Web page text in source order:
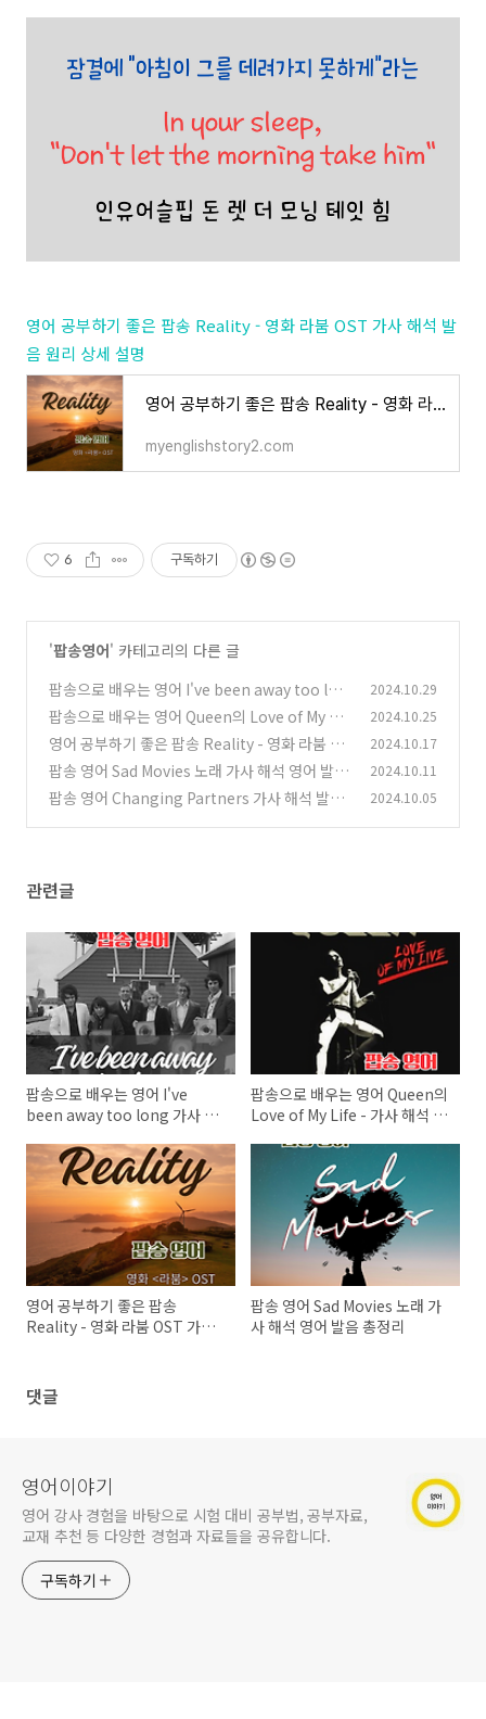
영어 공부하기 좋은 팝송 Reality - 영화 라붐 OST 가사 해석 발
음 원리 상세 설명
영어 공부하기 좋은 팝송 Reality - 영화 라붐 OST 가사 해석 발음 원리 상세 설명
myenglishstory2.com
6 구독하기
'팝송영어' 카테고리의 다른 글
팝송으로 배우는 영어 I've been away too lon
g 가사 해석 발음
(6)
2024.10.29
팝송으로 배우는 영어 Queen의 Love of My Lif
e - 가사 해석 발음 원리
(5)
2024.10.25
영어 공부하기 좋은 팝송 Reality - 영화 라붐 OS
T 가사 해석 발음 원리 상세 설명
(9)
2024.10.17
팝송 영어 Sad Movies 노래 가사 해석 영어 발음
총정리 (6)
2024.10.11
팝송 영어 Changing Partners 가사 해석 발음
2024.10.05
관련글
팝송으로 배우는 영어 I've
been away too long 가사 해
팝송으로 배우는 영어 Queen의
Love of My Life - 가사 해석 발
영어 공부하기 좋은 팝송
Reality - 영화 라붐 OST 가사
팝송 영어 Sad Movies 노래 가
사 해석 영어 발음 총정리
댓글
영어이야기
영어 강사 경험을 바탕으로 시험 대비 공부법, 공부자료,
교재 추천 등 다양한 경험과 자료들을 공유합니다.
구독하기